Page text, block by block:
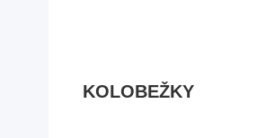
KOLOBEŽKY